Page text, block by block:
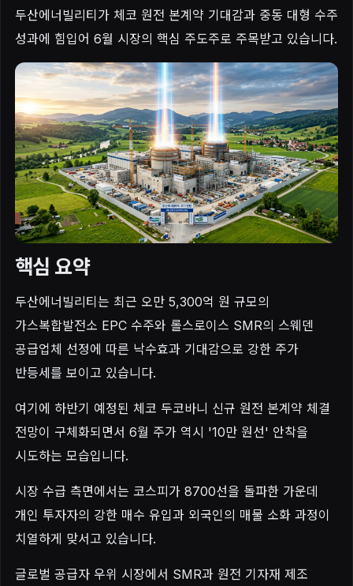
두산에너빌리티가 체코 원전 본계약 기대감과 중동 대형 수주
성과에 힘입어 6월 시장의 핵심 주도주로 주목받고 있습니다.
핵심 요약
두산에너빌리티는 최근 오만 5,300억 원 규모의
가스복합발전소 EPC 수주와 롤스로이스 SMR의 스웨덴
공급업체 선정에 따른 낙수효과 기대감으로 강한 주가
반등세를 보이고 있습니다.
여기에 하반기 예정된 체코 두코바니 신규 원전 본계약 체결
전망이 구체화되면서 6월 주가 역시 '10만 원선' 안착을
시도하는 모습입니다.
시장 수급 측면에서는 코스피가 8700선을 돌파한 가운데
개인 투자자의 강한 매수 유입과 외국인의 매물 소화 과정이
치열하게 맞서고 있습니다.
글로벌 공급자 우위 시장에서 SMR과 원전 기자재 제조